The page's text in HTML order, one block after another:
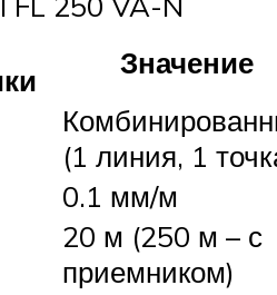
Значение
(1 линия, 1
0.1 мм/м
20 м (250 м – с
приемником)